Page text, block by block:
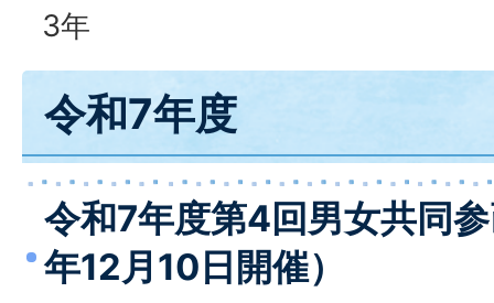
3年
令和7年度
令和7年度第4回男女共同
年12月10日開催）